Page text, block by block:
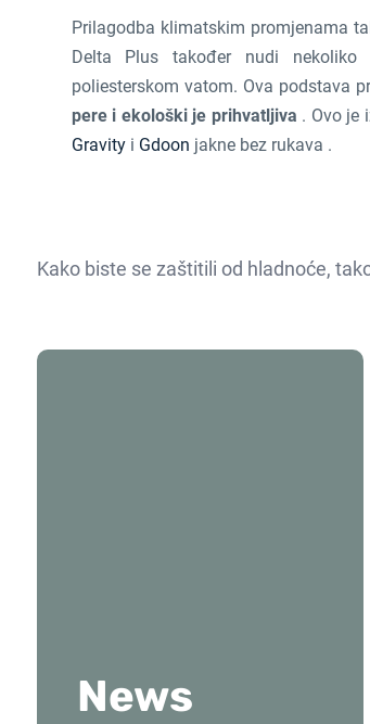
Prilagodba klimatskim promjenama
Delta Plus također nudi nekoliko
poliesterskom vatom. Ova podstava
pere i ekološki je prihvatljiva . Ovo je
Gravityi Gdoon jakne bez rukava .
Kako biste se zaštitili od hladnoće,
News